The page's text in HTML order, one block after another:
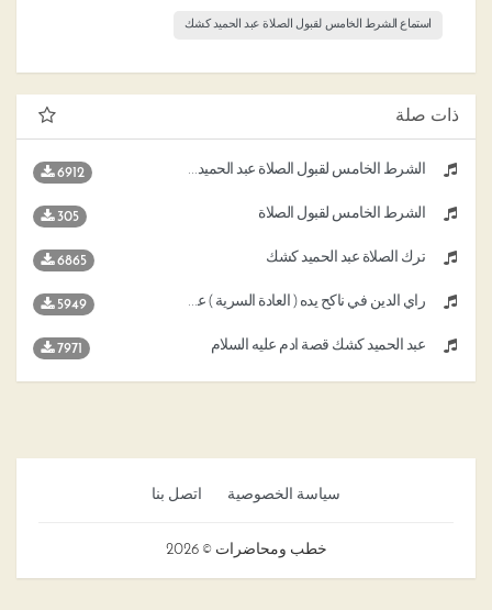
استماع الشرط الخامس لقبول الصلاة عبد الحميد كشك
ذات صلة
الشرط الخامس لقبول الصلاة عبد الحميد كشك 6912
الشرط الخامس لقبول الصلاة 305
ترك الصلاة عبد الحميد كشك 6865
رأي الدين في ناكح يده ( العادة السرية ) عبد الحميد كشك 5949
عبد الحميد كشك قصة آدم عليه السلام 7971
سياسة الخصوصية اتصل بنا
خطب ومحاضرات © 2026